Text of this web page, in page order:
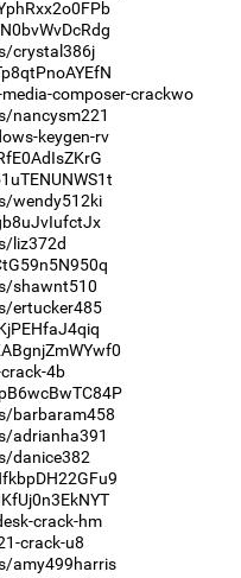
crystal386j
composer-crackwo
nancysm221
keygen-rv
wendy512ki
liz372d
shawnt510
ertucker485
4b
barbaram458
adrianha391
danice382
crack-hm
crack-u8
amy499harris